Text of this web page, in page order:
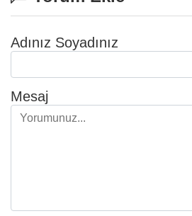
Adınız Soyadınız
Mesaj